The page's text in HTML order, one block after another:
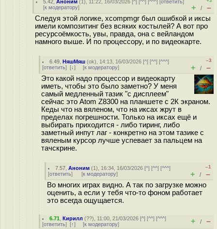
5.42 ,Аноним (1), 11:22, 16/03/2026 [^] [^^] [^^^] [ответить]
[к модератору] + / –
Следуя этой логике, xcompmgr был ошибкой и иксы
имели композитинг без всяких костылей? А вот про
ресурсоёмкость, увы, правда, она с вейландом
намного выше. И по процессору, и по видеокарте.
6.49 ,НяшМяш (ok), 14:13, 16/03/2026 [^] [^^] [^^^]
[ответить] [↓] [к модератору]
–3
+ / –
Это какой надо процессор и видеокарту
иметь, чтобы это было заметно? У меня
самый медленный тазик "с дисплеем"
сейчас это Atom Z8300 на планшете с 2К экраном.
Кеды что на вяленом, что на иксах жрут в
пределах погрешности. Только на иксах ещё и
выбирать приходится - либо тиринг, либо
заметный инпут лаг - конкретно на этом тазике с
вяленым курсор лучше успевает за пальцем на
тачскрине.
7.57 ,Аноним (1), 16:34, 16/03/2026 [^] [^^] [^^^]
[ответить] [к модератору]
–1
+ / –
Во многих играх видно. А так по загрузке можно
оценить, а если у тебя что-то фоном работает
это всегда ощущается.
6.71 ,Кирилл (??), 11:00, 21/03/2026 [^] [^^] [^^^]
[ответить] [↑] [к модератору] + / –